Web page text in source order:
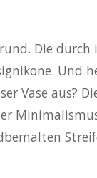
Die durch
Und
Vase aus?